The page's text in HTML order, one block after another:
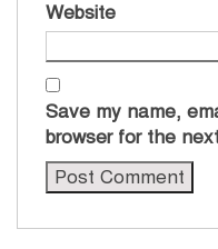
Website
Save my name,
browser for the